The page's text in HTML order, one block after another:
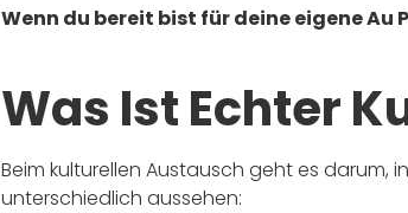
Wenn du bereit bist für deine eigene Au
Was Ist Echter
Beim kulturellen Austausch geht es darum,
unterschiedlich aussehen: